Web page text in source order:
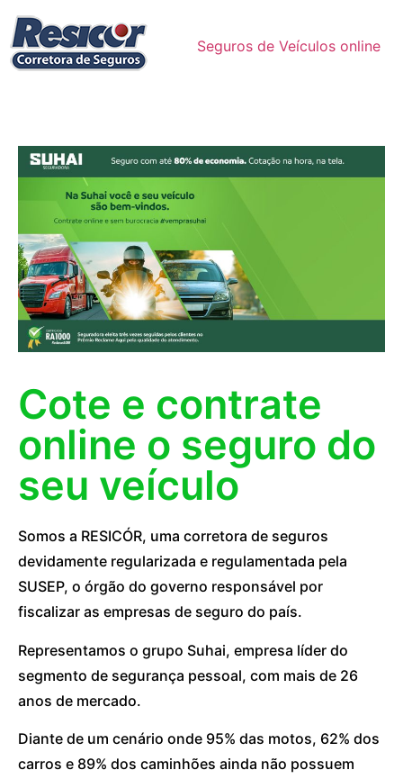
Seguros de Veículos online
Cote e contrate
online o seguro do
seu veículo
Somos a RESICÓR, uma corretora de seguros
devidamente regularizada e regulamentada pela
SUSEP, o órgão do governo responsável por
fiscalizar as empresas de seguro do país.
Representamos o grupo Suhai, empresa líder do
segmento de segurança pessoal, com mais de 26
anos de mercado.
Diante de um cenário onde 95% das motos, 62% dos
carros e 89% dos caminhões ainda não possuem